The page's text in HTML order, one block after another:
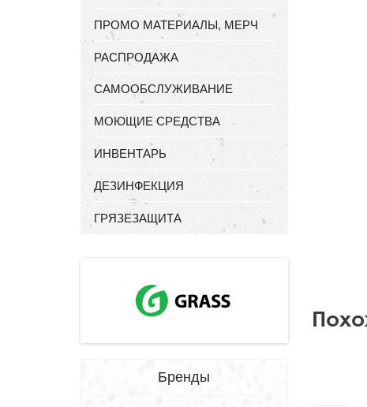
ПРОМО МАТЕРИАЛЫ, МЕРЧ
РАСПРОДАЖА
САМООБСЛУЖИВАНИЕ
МОЮЩИЕ СРЕДСТВА
ИНВЕНТАРЬ
ДЕЗИНФЕКЦИЯ
ГРЯЗЕЗАЩИТА
Бренды